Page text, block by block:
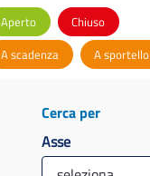
Aperto
Chiuso
A scadenza
A sportello
Cerca per
Asse